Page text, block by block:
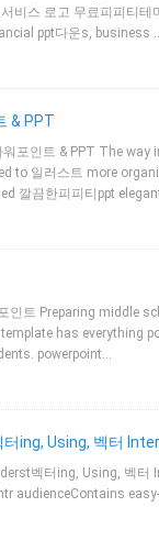
비스 로고 무료피피티
ppt다운s, business
& PPT
포인트 & PPT The
to 일러스트 more
깔끔한피피티ppt
인트 Preparing middle
has everything
powerpoint…
ing, Using, 벡터
벡터ing, Using, 벡터
audienceContains